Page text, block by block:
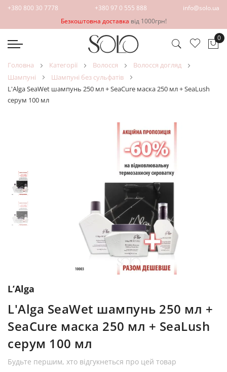
+380 800 30 7778 +380 97 0 555 888
info@solo.ua
Безкоштовна доставка від 1000грн!
0
головна категорії волосся
волосся догляд
шампуні
шампуні без сульфатів
L'Alga SeaWet шампунь 250 мл + SeaCure маска 250 мл + SeaLush
серум 100 мл
L’Alga
L'Alga SeaWet шампунь 250 мл +
SeaCure маска 250 мл + SeaLush
серум 100 мл
Будьте першим, хто відгукнеться про цей товар